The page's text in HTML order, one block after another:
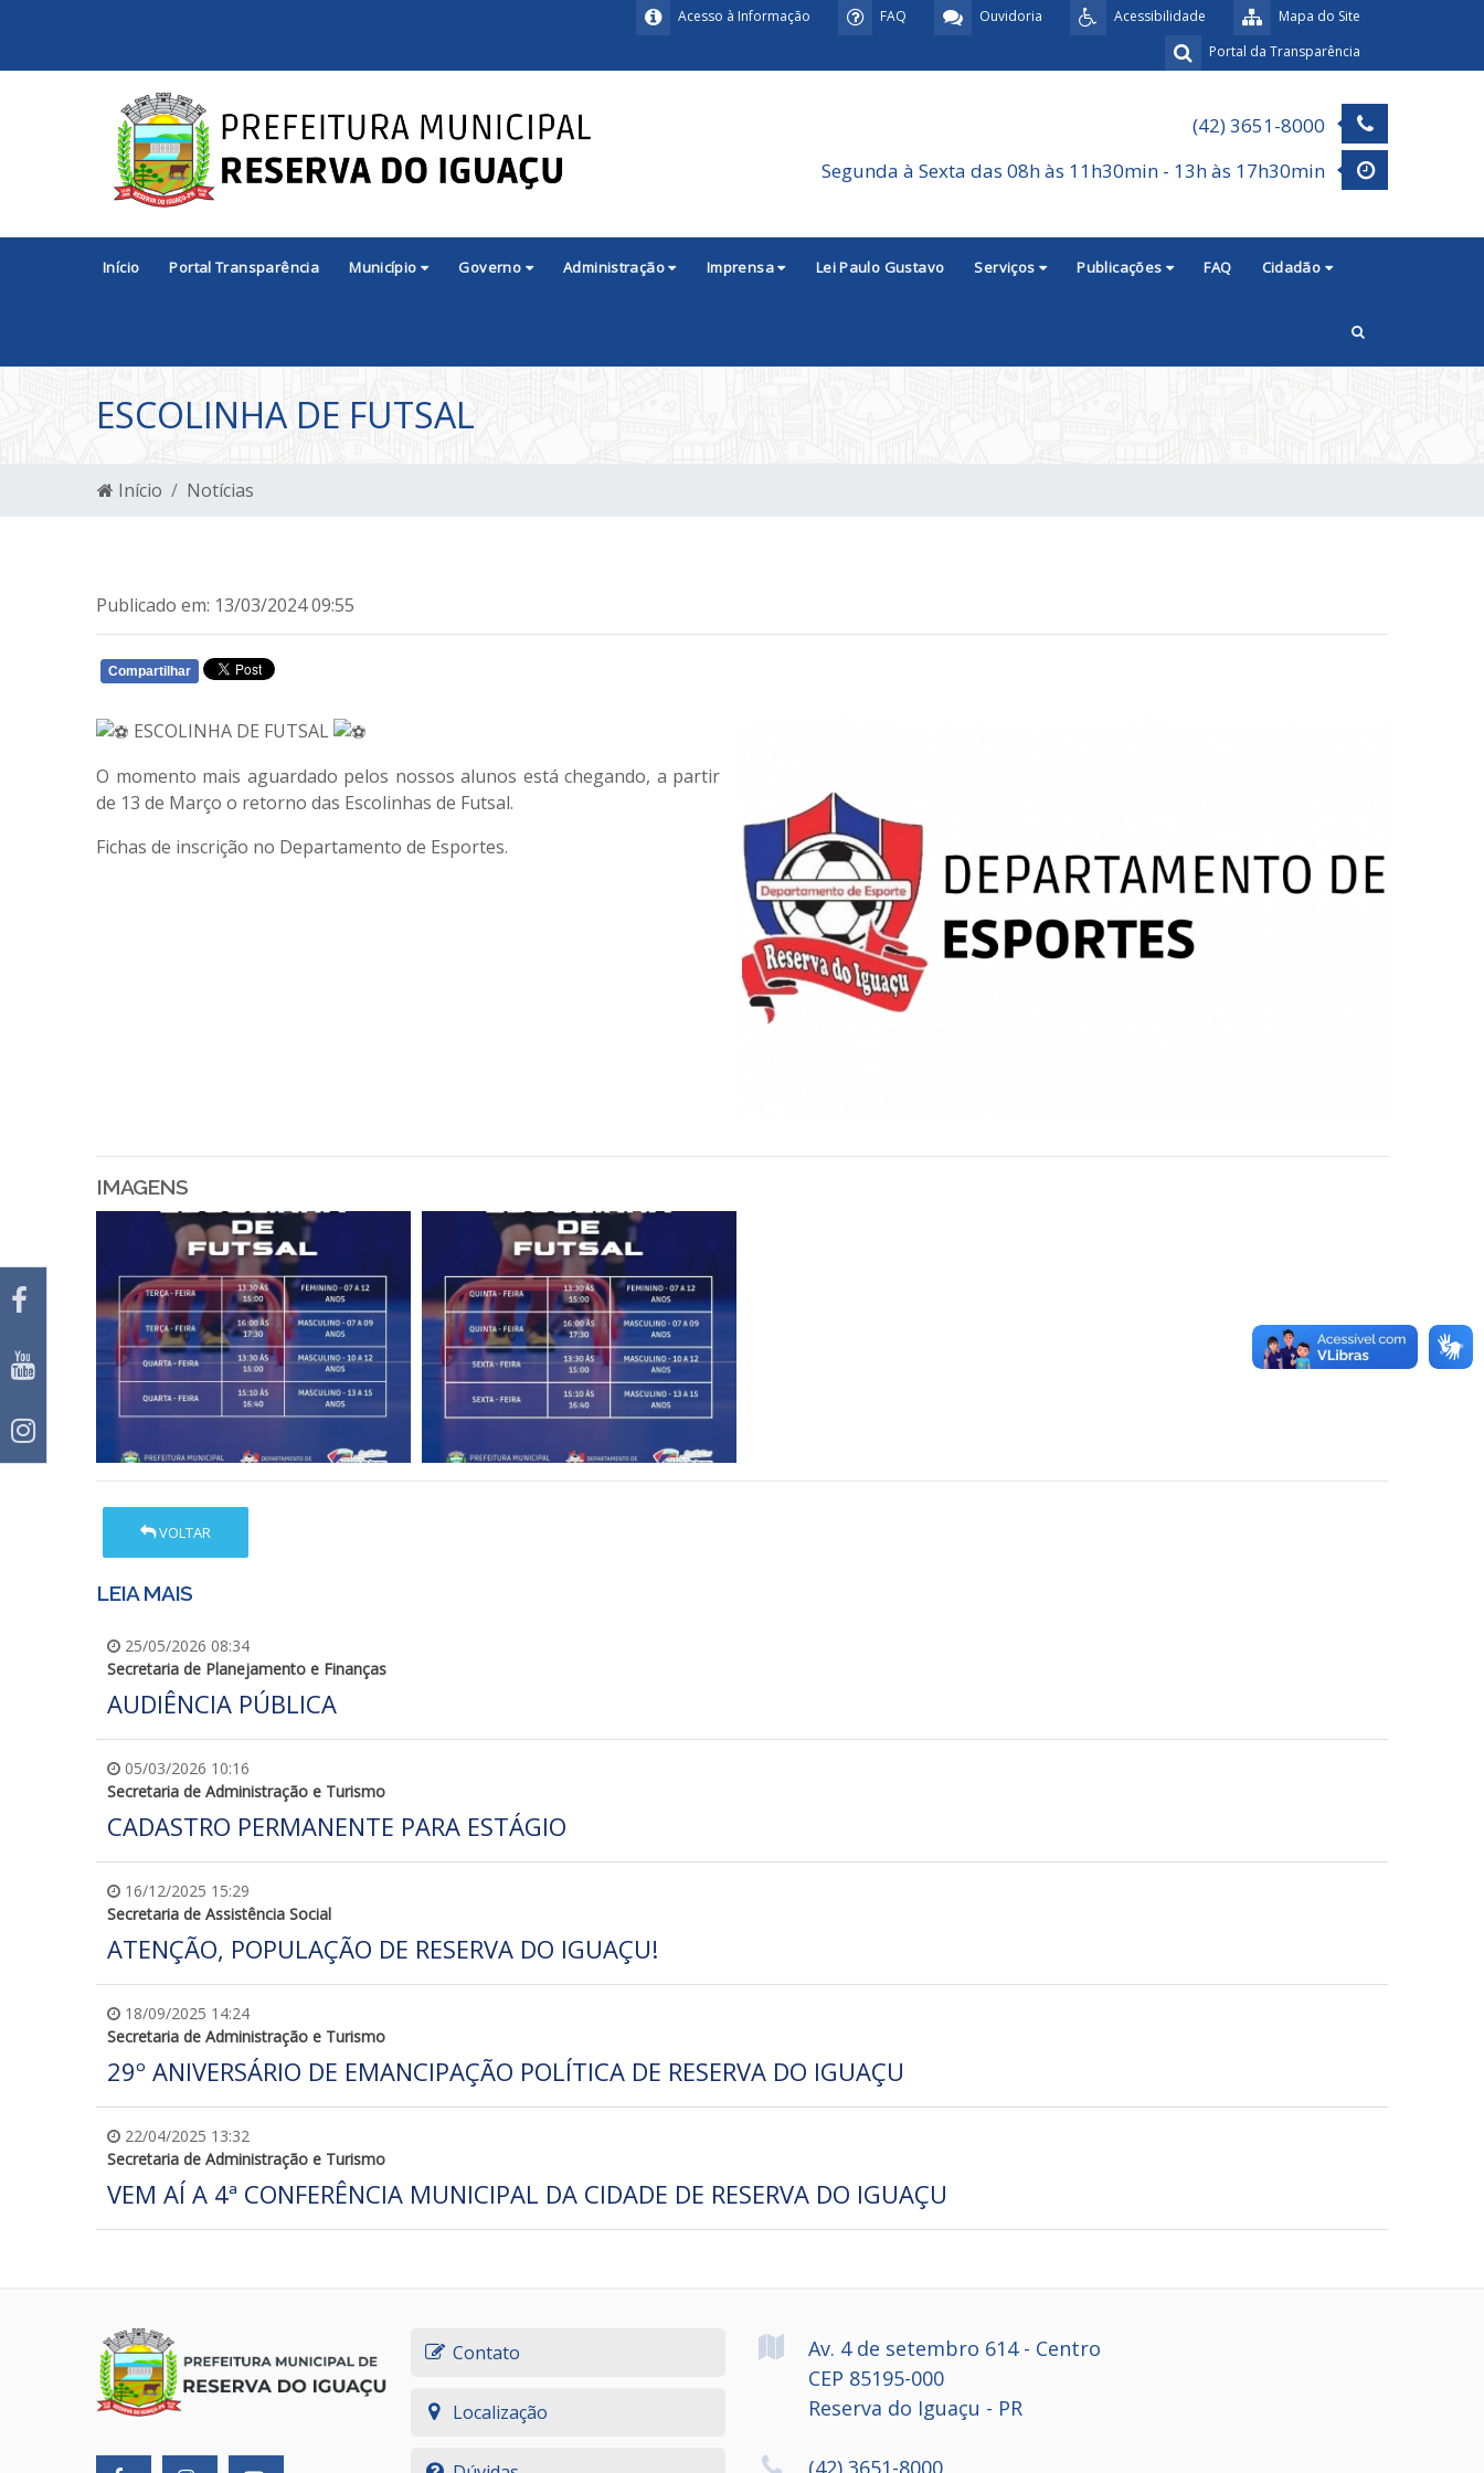
Mapa do Site
Acessibilidade
Ouvidoria
FAQ
Acesso à Informação
Portal da Transparência
(42) 3651-8000
Segunda à Sexta das 08h às 11h30min - 13h às 17h30min
Início Portal Transparência Município Governo Administração Imprensa Lei Paulo Gustavo Serviços Publicações FAQ Cidadão
ESCOLINHA DE FUTSAL
Início Notícias
Publicado em: 13/03/2024 09:55
Compartilhar
ESCOLINHA DE FUTSAL
O momento mais aguardado pelos nossos alunos está chegando, a partir
de 13 de Março o retorno das Escolinhas de Futsal.
Fichas de inscrição no Departamento de Esportes.
IMAGENS
VOLTAR
LEIA MAIS
25/05/2026 08:34
Secretaria de Planejamento e Finanças
AUDIÊNCIA PÚBLICA
05/03/2026 10:16
Secretaria de Administração e Turismo
CADASTRO PERMANENTE PARA ESTÁGIO
16/12/2025 15:29
Secretaria de Assistência Social
ATENÇÃO, POPULAÇÃO DE RESERVA DO IGUAÇU!
18/09/2025 14:24
Secretaria de Administração e Turismo
29º ANIVERSÁRIO DE EMANCIPAÇÃO POLÍTICA DE RESERVA DO IGUAÇU
22/04/2025 13:32
Secretaria de Administração e Turismo
VEM AÍ A 4ª CONFERÊNCIA MUNICIPAL DA CIDADE DE RESERVA DO IGUAÇU
Contato
Localização
Av. 4 de setembro 614 - Centro
CEP 85195-000
Reserva do Iguaçu - PR
(42) 3651-8000